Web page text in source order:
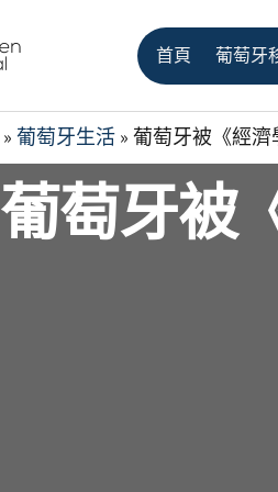
首頁 葡萄牙
» 葡萄牙生活 » 葡萄牙被《經
葡萄牙被